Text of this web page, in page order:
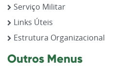
Serviço Militar
Links Úteis
Estrutura Organizacional
Outros Menus